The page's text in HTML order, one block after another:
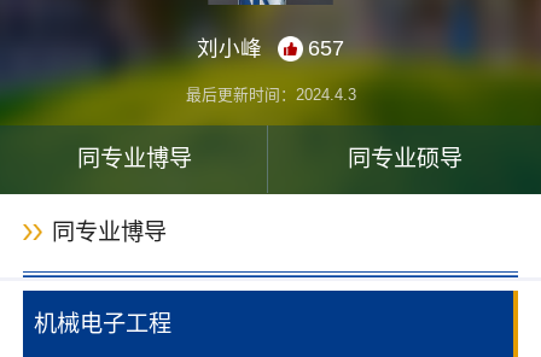
刘小峰 657
最后更新时间： 2024.4.3
同专业博导 同专业硕导
同专业博导
机械电子工程